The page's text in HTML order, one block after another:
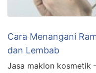
Cara Menangani
dan Lembab
Jasa maklon kosmetik